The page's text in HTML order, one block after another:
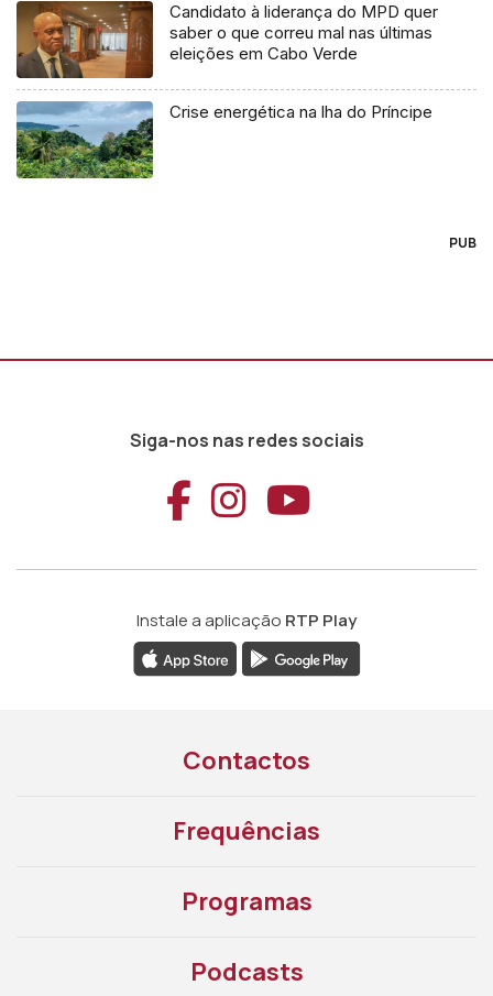
Candidato à liderança do MPD quer
saber o que correu mal nas últimas
eleições em Cabo Verde
Crise energética na lha do Príncipe
PUB
Siga-nos nas redes sociais
Aceder ao
Aceder ao
Aceder
Instale a aplicação RTP Play
Contactos
Frequências
Programas
Podcasts